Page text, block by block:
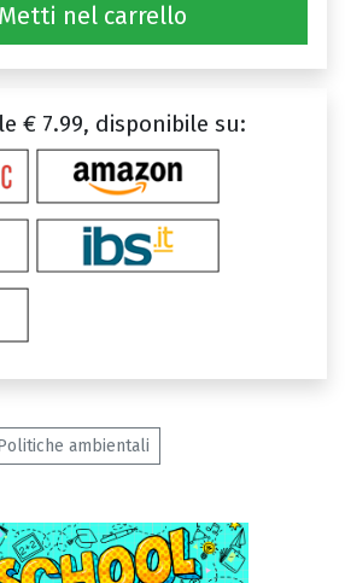
Metti nel carrello
€ 7.99, disponibile su:
ambientali